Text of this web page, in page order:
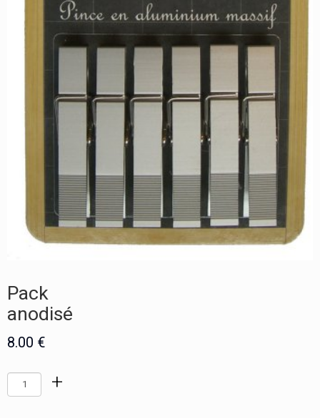
Pack
anodisé
8.00 €
quantité
de
+
: